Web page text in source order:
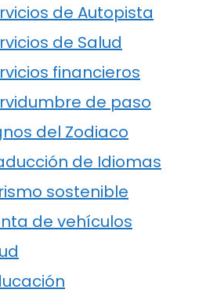
de Autopista
de Salud
financieros
de paso
del Zodiaco
de Idiomas
sostenible
de vehículos